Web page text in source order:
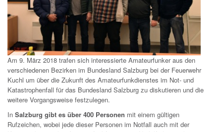
Am 9. März 2018 trafen sich interessierte Amateurfunker aus den
verschiedenen Bezirken im Bundesland Salzburg bei der Feuerwehr
Kuchl um über die Zukunft des Amateurfunkdienstes im Not- und
Katastrophenfall für das Bundesland Salzburg zu diskutieren und die
weitere Vorgangsweise festzulegen.
In Salzburg gibt es über 400 Personen mit einem gültigen
Rufzeichen, wobei jede dieser Personen im Notfall auch mit der